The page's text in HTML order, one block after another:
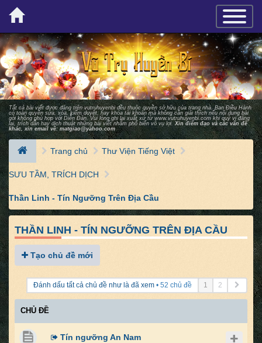
×
Tất cả bài viết được đăng trên vutruhuyenbi đều thuộc quyền sở hữu của trang nhà. Ban Ðiều Hành
có toàn quyền sửa, xóa, kiểm duyệt, hay khóa tài khoản mà không cần giải thích nếu nội dung bài
gởi không phù hợp với Diễn Ðàn. Vui lòng ghi lại xuất xứ từwww.vutruhuyenbi.comkhi quý vị đăng
lại, trích dẫn hay dịch thuật những bài viết nhằm phổ biến vô vụ lợi. Xin điểm đạo và các vấn đề
khác, xin email về: matgiao@yahoo.com
Trang chủ Thư Viện Tiếng Việt
SƯU TẦM, TRÍCH DỊCH
Thần Linh - Tín Ngưỡng Trên Địa Cầu
THẦN LINH - TÍN NGƯỠNG TRÊN ĐỊA CẦU
Tạo chủ đề mới
Đánh dấu tất cả chủ đề như là đã xem• 52 chủ đề 1 2
Trang
kế
CHỦ ĐỀ
Tín ngưỡng An Nam